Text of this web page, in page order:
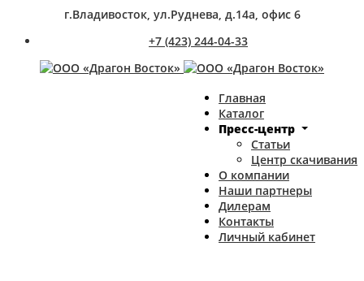
г.Владивосток, ул.Руднева, д.14а, офис 6
+7 (423) 244-04-33
Главная
Каталог
Пресс-центр
Статьи
Центр скачивания
О компании
Наши партнеры
Дилерам
Контакты
Личный кабинет